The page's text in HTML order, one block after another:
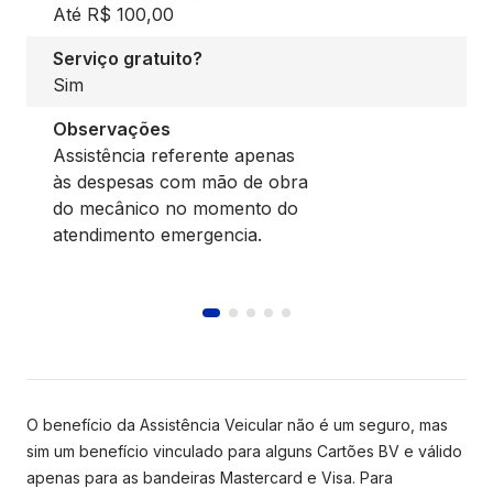
Até R$ 100,00
Serviço gratuito?
Sim
Observações
Assistência referente apenas
às despesas com mão de obra
do mecânico no momento do
atendimento emergencia.
O benefício da Assistência Veicular não é um seguro, mas
sim um benefício vinculado para alguns Cartões BV e válido
apenas para as bandeiras Mastercard e Visa. Para